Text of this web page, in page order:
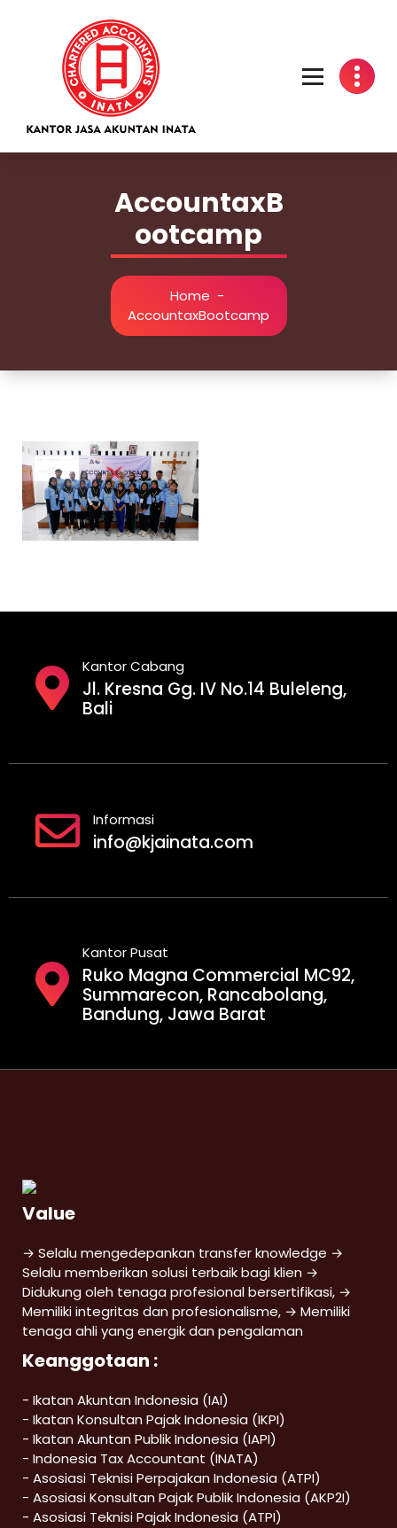
AccountaxB
ootcamp
Home -
AccountaxBootcamp
Kantor Cabang
Jl. Kresna Gg. IV No.14 Buleleng,
Bali
Informasi
info@kjainata.com
Kantor Pusat
Ruko Magna Commercial MC92,
Summarecon, Rancabolang,
Bandung, Jawa Barat
Value
→ Selalu mengedepankan transfer knowledge →
Selalu memberikan solusi terbaik bagi klien →
Didukung oleh tenaga profesional bersertifikasi, →
Memiliki integritas dan profesionalisme, → Memiliki
tenaga ahli yang energik dan pengalaman
Keanggotaan :
- Ikatan Akuntan Indonesia (IAI)
- Ikatan Konsultan Pajak Indonesia (IKPI)
- Ikatan Akuntan Publik Indonesia (IAPI)
- Indonesia Tax Accountant (INATA)
- Asosiasi Teknisi Perpajakan Indonesia (ATPI)
- Asosiasi Konsultan Pajak Publik Indonesia (AKP2I)
- Asosiasi Teknisi Pajak Indonesia (ATPI)